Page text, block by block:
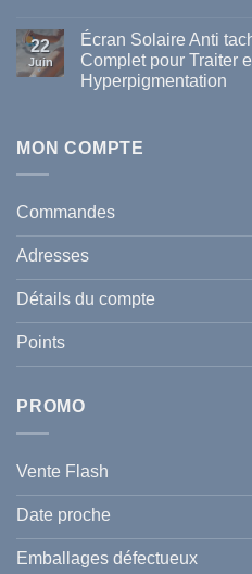
disponibles
en
Tunisie
sur
La
vague
de
comment
et
celle
de
votre
famille
durant
l’été
2026
?
22
Juin
Écran Solaire Anti
Complet pour Traiter
Hyperpigmentation
Écran
Solaire
Tunisie
Guide
Traiter
Prévenir
MON COMPTE
Commandes
Adresses
Détails du compte
Points
PROMO
Vente Flash
Date proche
Emballages défectueux